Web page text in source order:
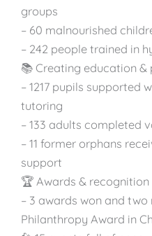
groups
– 60 malnourished
– 242 people trained in
📚 Creating education &
– 1217 pupils supported
tutoring
– 133 adults completed
– 11 former orphans
support
🏆 Awards & recognition
– 3 awards won and
Philanthropy Award in